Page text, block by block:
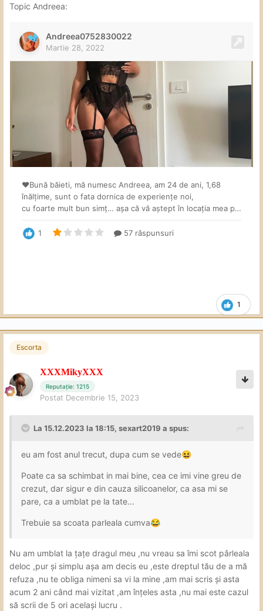
Topic Andreea:
1
Escorta
XXXMikyXXX
Reputație: 1215
Postat Decembrie 15, 2023
La 15.12.2023 la 18:15, sexart2019 a spus:
eu am fost anul trecut, dupa cum se vede😆
Poate ca sa schimbat in mai bine, cea ce imi vine greu de
crezut, dar sigur e din cauza silicoanelor, ca asa mi se
pare, ca a umblat pe la tate...
Trebuie sa scoata parleala cumva😂
Nu am umblat la țațe dragul meu ,nu vreau sa îmi scot pârleala
deloc ,pur și simplu așa am decis eu ,este dreptul tău de a mă
refuza ,nu te obliga nimeni sa vi la mine ,am mai scris și asta
acum 2 ani când mai vizitat ,am înțeles asta ,nu mai este cazul
să scrii de 5 ori același lucru .